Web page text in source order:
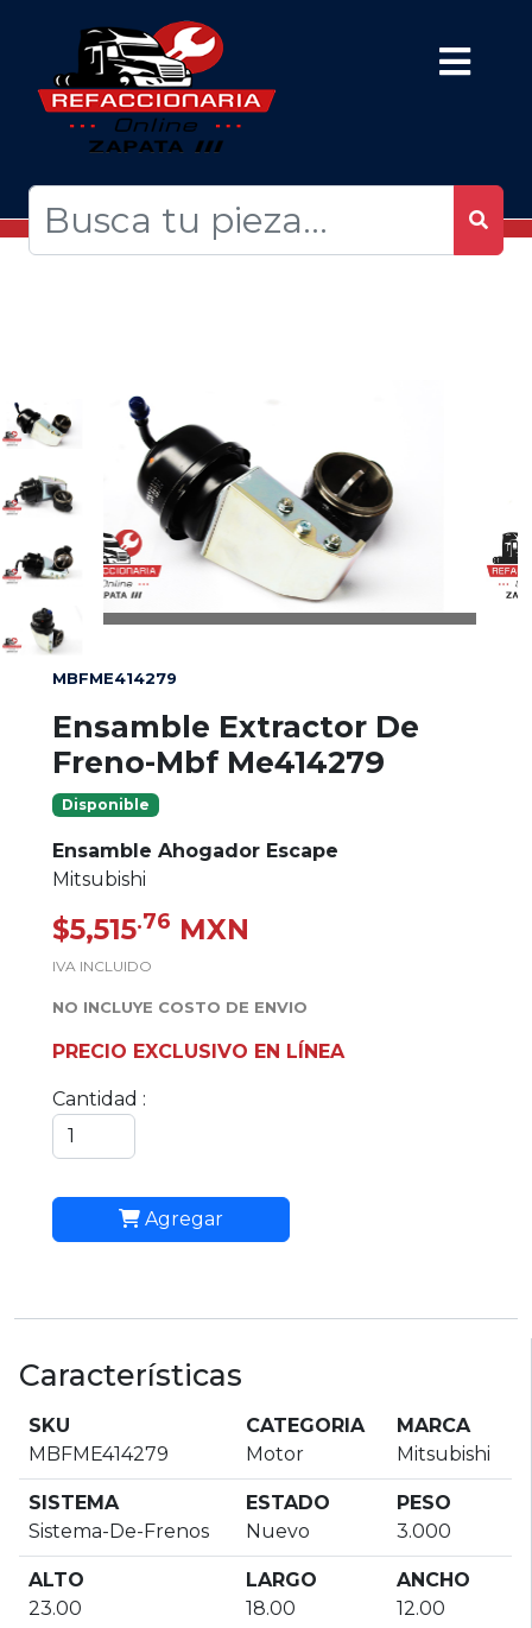
MBFME414279
Ensamble Extractor De
Freno-Mbf Me414279
Disponible
Ensamble Ahogador Escape
Mitsubishi
$5,515.76 MXN
IVA INCLUIDO
NO INCLUYE COSTO DE ENVIO
PRECIO EXCLUSIVO EN LÍNEA
Cantidad :
Agregar
Características
SKU
MBFME414279
CATEGORIA
Motor
MARCA
Mitsubishi
SISTEMA
Sistema-De-Frenos
ESTADO
Nuevo
PESO
3.000
ALTO
23.00
LARGO
18.00
ANCHO
12.00